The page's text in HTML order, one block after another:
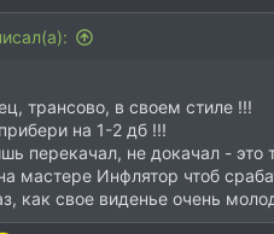
трансово, в своем стиле !!!
на 1-2 дб !!!
перекачал, не докачал - это
мастере Инфлятор чтоб
как свое виденье очень